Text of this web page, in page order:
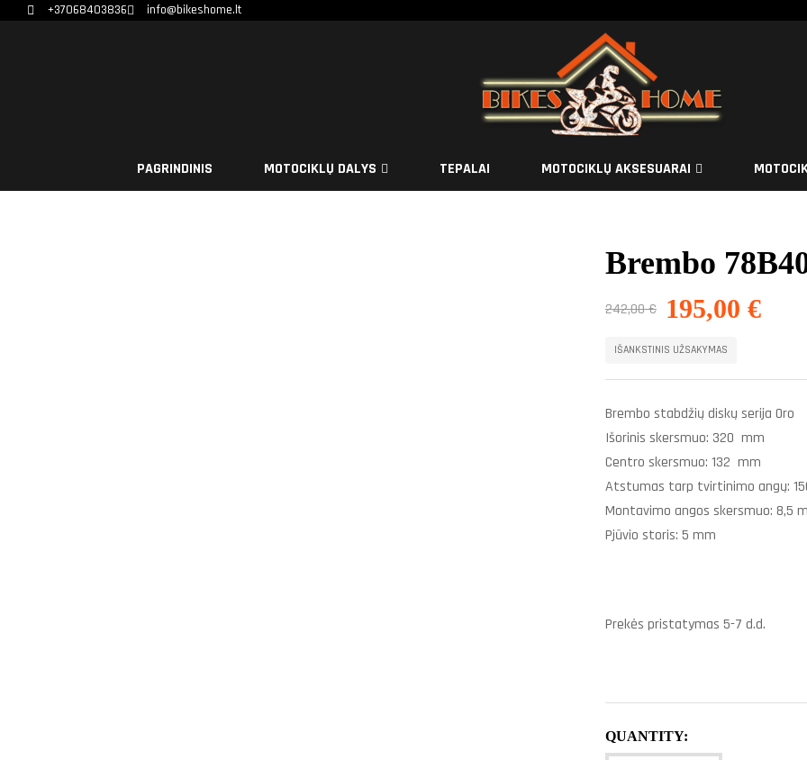
+37068403836 info@bikeshome.lt
PAGRINDINIS MOTOCIKLŲ DALYS TEPALAI MOTOCIKLŲ AKSESUARAI
Brembo
242,00€ 195,00 €
IŠANKSTINIS UŽSAKYMAS
Brembo stabdžių diskų serija Oro
Išorinis skersmuo: 320 mm
Centro skersmuo: 132 mm
Atstumas tarp tvirtinimo angų:
Montavimo angos skersmuo: 8,5
Pjūvio storis: 5 mm
Prekės pristatymas 5-7 d.d.
QUANTITY: